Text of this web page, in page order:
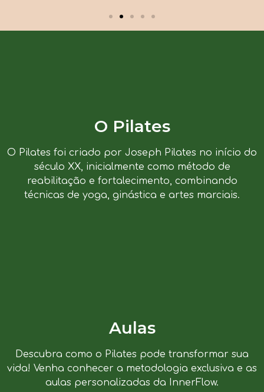
O Pilates
O Pilates foi criado por Joseph Pilates no início do
século XX, inicialmente como método de
reabilitação e fortalecimento, combinando
técnicas de yoga, ginástica e artes marciais.
Aulas
Descubra como o Pilates pode transformar sua
vida! Venha conhecer a metodologia exclusiva e as
aulas personalizadas da InnerFlow.